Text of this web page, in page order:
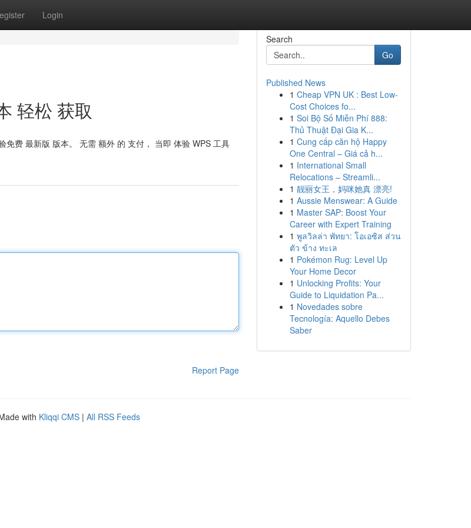
Login
轻松 获取
费 最新版 版本。 无需 额外 的 支付， 当即 体验 WPS 工具
Report Page
Search
Go
Published News
1 Cheap VPN UK : Best Low-
Cost Choices fo...
1 Soi Bộ Số Miễn Phí 888:
Thủ Thuật Đại Gia K...
1 Cung cấp căn hộ Happy
One Central – Giá cả h...
1 International Small
Relocations – Streamli...
1 靓丽女王，妈咪她真 漂亮!
1 Aussie Menswear: A Guide
1 Master SAP: Boost Your
Career with Expert Training
1 พูลวิลล่า พัทยา: โอเอซิส ส่วน
ตัว ข้าง ทะเล
1 Pokémon Rug: Level Up
Your Home Decor
1 Unlocking Profits: Your
Guide to Liquidation Pa...
1 Novedades sobre
Tecnología: Aquello Debes
Saber
with Kliqqi CMS | All RSS Feeds